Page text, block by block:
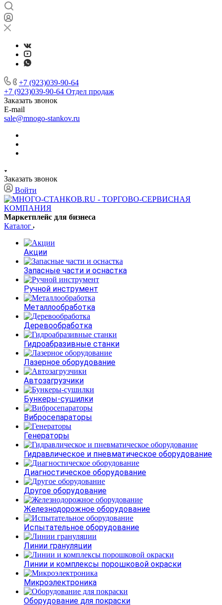
+7 (923)039-90-64
+7 (923)039-90-64 Отдел продаж
Заказать звонок
E-mail
sale@mnogo-stankov.ru
Заказать звонок
Войти
Маркетплейс для бизнеса
Каталог
Акции
Запасные части и оснастка
Ручной инструмент
Металлообработка
Деревообработка
Гидроабразивные станки
Лазерное оборудование
Автозагрузчики
Бункеры-сушилки
Вибросепараторы
Генераторы
Гидравлическое и пневматическое оборудование
Диагностическое оборудование
Другое оборудование
Железнодорожное оборудование
Испытательное оборудование
Линии грануляции
Линии и комплексы порошковой окраски
Микроэлектроника
Оборудование для покраски